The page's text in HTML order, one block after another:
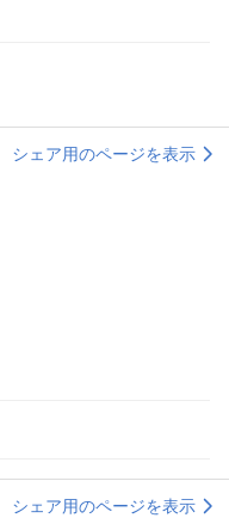
シェア用のページを表示
シェア用のページを表示